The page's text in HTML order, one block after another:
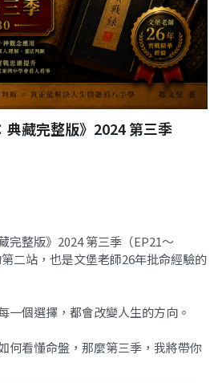
錄》完整典藏版
字推理
典藏完整版》2024 第三季
完整版》2024 第三季（EP21～
二站，也是文堡老師26年批命經驗的
一個選擇，都會改變人生的方向。
何看懂命盤，那麼第三季，我將帶你